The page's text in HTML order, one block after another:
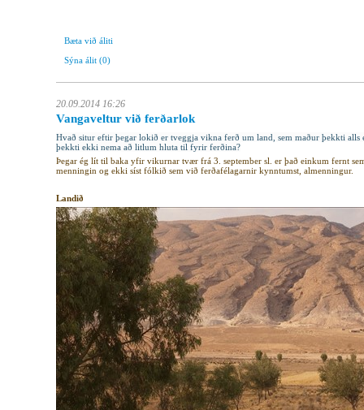
Bæta við áliti
Sýna álit (0)
20.09.2014 16:26
Vangaveltur við ferðarlok
Hvað situr eftir þegar lokið er tveggja vikna ferð um land, sem maður þekkti
þekkti ekki nema að litlum hluta til fyrir ferðina?
Þegar ég lít til baka yfir vikurnar tvær frá 3. september sl. er það einkum fernt
menningin og ekki síst fólkið sem við ferðafélagarnir kynntumst, almenningur.
Landið